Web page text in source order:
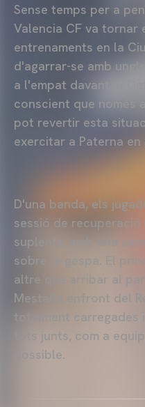
Sense temps per a
Valencia CF va tornar
entrenaments en la
d'agarrar-se amb
a l'empat davant el
conscient que només
pot revertir esta
exercitar a Paterna en
D'una banda, els
sessió de recuperació
suplents, amb una
sobre la gespa. El
altre que arribar al
Mestalla enfront del
totalment carregades
tots junts, com a
possible.